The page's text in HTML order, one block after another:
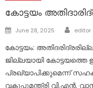
കോട്ടയം
Posted
June 28, 2025 Author
editor
കോട്ടയം:
ജില്ലയായി
പ്രഖ്യാപിക്കുമെന്ന്
വകുപ്പുമന്ത്രി വി.എൻ.